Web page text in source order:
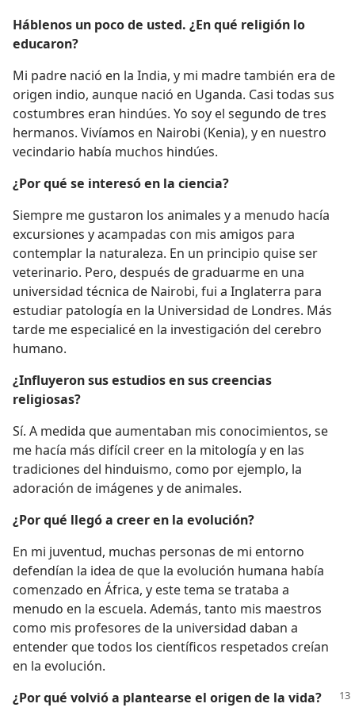
Háblenos un poco de usted. ¿En qué religión lo
educaron?
Mi padre nació en la India, y mi madre también era de
origen indio, aunque nació en Uganda. Casi todas sus
costumbres eran hindúes. Yo soy el segundo de tres
hermanos. Vivíamos en Nairobi (Kenia), y en nuestro
vecindario había muchos hindúes.
¿Por qué se interesó en la ciencia?
Siempre me gustaron los animales y a menudo hacía
excursiones y acampadas con mis amigos para
contemplar la naturaleza. En un principio quise ser
veterinario. Pero, después de graduarme en una
universidad técnica de Nairobi, fui a Inglaterra para
estudiar patología en la Universidad de Londres. Más
tarde me especialicé en la investigación del cerebro
humano.
¿Influyeron sus estudios en sus creencias
religiosas?
Sí. A medida que aumentaban mis conocimientos, se
me hacía más difícil creer en la mitología y en las
tradiciones del hinduismo, como por ejemplo, la
adoración de imágenes y de animales.
¿Por qué llegó a creer en la evolución?
En mi juventud, muchas personas de mi entorno
defendían la idea de que la evolución humana había
comenzado en África, y este tema se trataba a
menudo en la escuela. Además, tanto mis maestros
como mis profesores de la universidad daban a
entender que todos los científicos respetados creían
en la evolución.
¿Por qué volvió a plantearse el origen de la vida?